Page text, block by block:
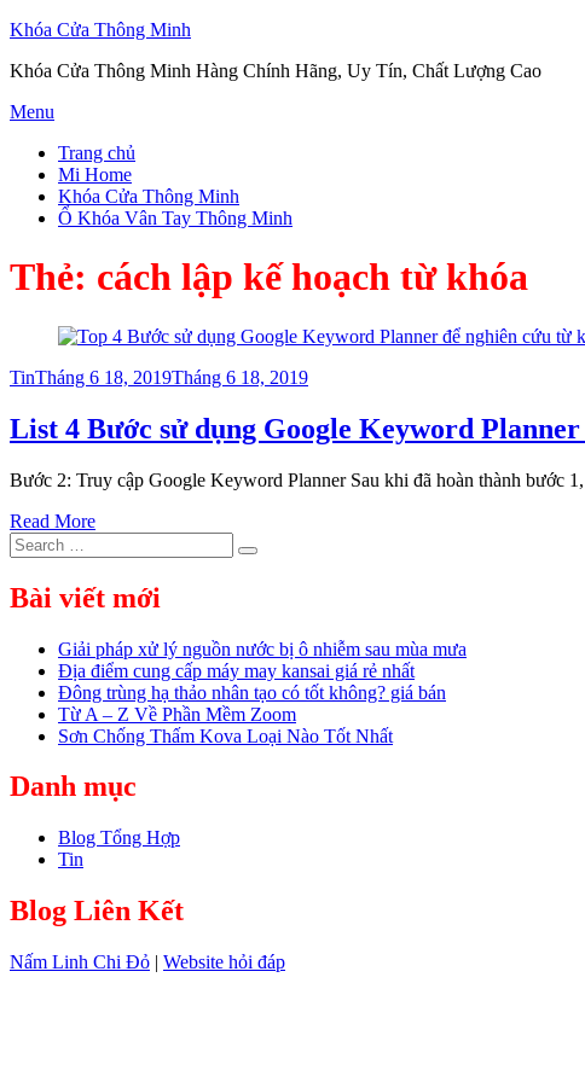
Khóa Cửa Thông Minh
Khóa Cửa Thông Minh Hàng Chính Hãng, Uy Tín, Chất Lượng Cao
Skip
content
Menu
Trang chủ
Mi Home
Khóa Cửa Thông Minh
Ổ Khóa Vân Tay Thông Minh
Thẻ: cách lập kế hoạch từ khóa
TinPosted
Tháng 6 18, 2019Tháng 6 18, 2019
List 4 Bước sử dụng Google Keyword
Bước 2: Truy cập Google Keyword Planner Sau khi đã hoàn thành bước
Read More
Search
for:
Search
Bài viết mới
Giải pháp xử lý nguồn nước bị ô nhiễm sau mùa mưa
Địa điểm cung cấp máy may kansai giá rẻ nhất
Đông trùng hạ thảo nhân tạo có tốt không? giá bán
Từ A – Z Về Phần Mềm Zoom
Sơn Chống Thấm Kova Loại Nào Tốt Nhất
Danh mục
Blog Tổng Hợp
Tin
Blog Liên Kết
Nấm Linh Chi Đỏ | Website hỏi đáp